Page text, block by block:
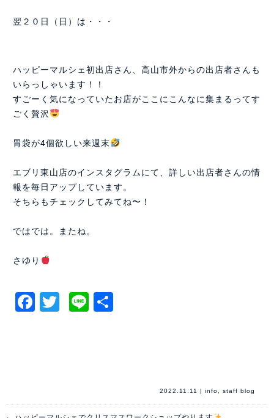
翌２０日（日）は・・・
ハッピーマルシェ初出店さん、高山市外からの出店者さんも
いらっしゃいます！！
すごーく気になっていたお店がここにこんなに集まるってす
ごく贅沢
胃袋が4個欲しい来週末
エブリ東山店のインスタグラムにて、詳しい出店者さんの情
報を毎日アップしています。
そちらもチェックしてみてね〜！
ではでは。またね。
さゆり
Facebook
Twitter
Line
2022.11.11 | info, staff blog